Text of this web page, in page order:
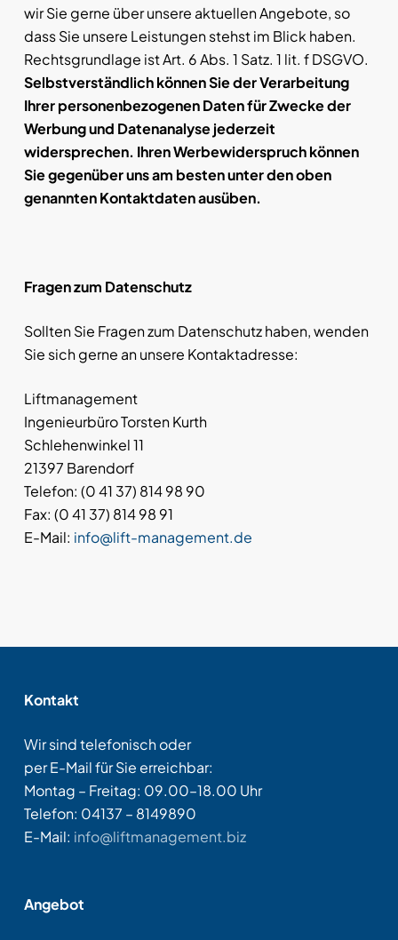
wir Sie gerne über unsere aktuellen Angebote, so
dass Sie unsere Leistungen stehst im Blick haben.
Rechtsgrundlage ist Art. 6 Abs. 1 Satz. 1 lit. f DSGVO.
Selbstverständlich können Sie der Verarbeitung
Ihrer personenbezogenen Daten für Zwecke der
Werbung und Datenanalyse jederzeit
widersprechen. Ihren Werbewiderspruch können
Sie gegenüber uns am besten unter den oben
genannten Kontaktdaten ausüben.
Fragen zum Datenschutz
Sollten Sie Fragen zum Datenschutz haben, wenden
Sie sich gerne an unsere Kontaktadresse:
Liftmanagement
Ingenieurbüro Torsten Kurth
Schlehenwinkel 11
21397 Barendorf
Telefon: (0 41 37) 814 98 90
Fax: (0 41 37) 814 98 91
E-Mail: info@lift-management.de
Kontakt
Wir sind telefonisch oder
per E-Mail für Sie erreichbar:
Montag – Freitag: 09.00–18.00 Uhr
Telefon: 04137 – 8149890
E-Mail: info@liftmanagement.biz
Angebot